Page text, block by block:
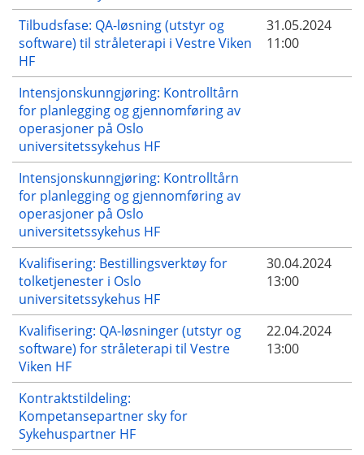
Tilbudsfase: QA-løsning (utstyr og
software) til stråleterapi i Vestre Viken
HF
31.05.2024
11:00
Intensjonskunngjøring: Kontrolltårn
for planlegging og gjennomføring av
operasjoner på Oslo
universitetssykehus HF
Intensjonskunngjøring: Kontrolltårn
for planlegging og gjennomføring av
operasjoner på Oslo
universitetssykehus HF
Kvalifisering: Bestillingsverktøy for
tolketjenester i Oslo
universitetssykehus HF
30.04.2024
13:00
Kvalifisering: QA-løsninger (utstyr og
software) for stråleterapi til Vestre
Viken HF
22.04.2024
13:00
Kontraktstildeling:
Kompetansepartner sky for
Sykehuspartner HF